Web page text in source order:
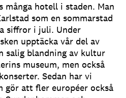
många hotell i staden. Man
som en sommarstad
siffror i juli. Under
upptäcka vår del av
salig blandning av kultur
museum, men också
Sedan har vi
gör att fler européer också